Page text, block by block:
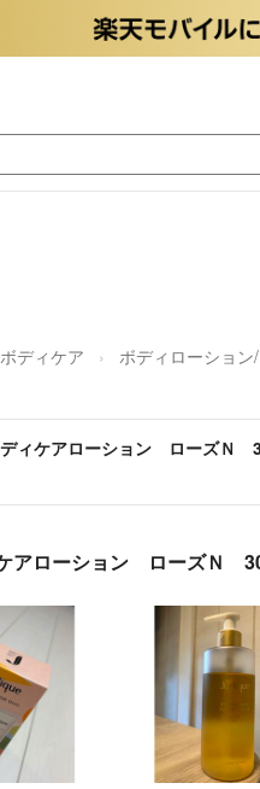
ボディケア ボディローション
ディケアローション ローズＮ
アローション ローズＮ